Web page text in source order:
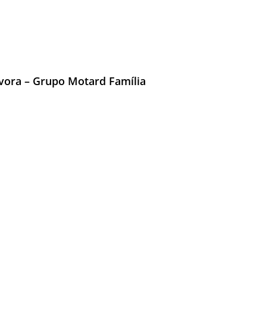
– Grupo Motard Família